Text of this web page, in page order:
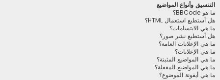
التنسيق وأنواع المواضيع
ما هو BBCode؟
هل أستطيع استعمال HTML؟
ما هي الابتسامات؟
هل أستطيع نشر صور؟
ما هي الإعلانات العامة؟
ما هي الإعلانات؟
ما هي المواضيع المثبتة؟
ما هي المواضيع المقفلة؟
ما هي أيقونة الموضوع؟